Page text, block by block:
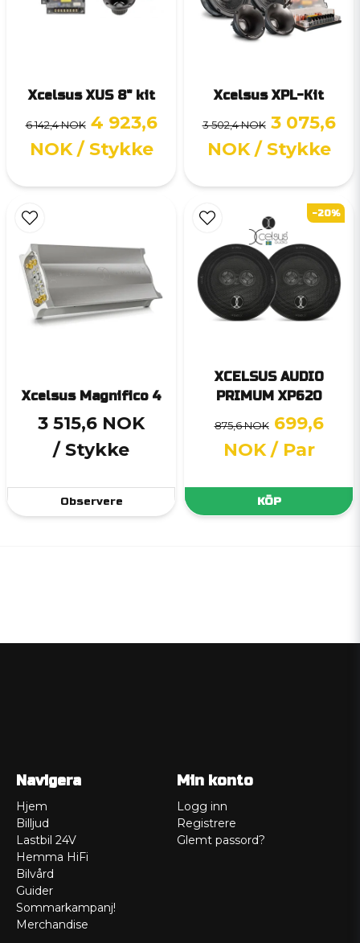
Xcelsus XUS 8" kit
6 142,4 NOK 4 923,6
NOK / Stykke
Xcelsus XPL-Kit
3 502,4 NOK 3 075,6
NOK / Stykke
Xcelsus Magnifico 4
3 515,6 NOK
/ Stykke
Observere
XCELSUS AUDIO
PRIMUM XP620
875,6 NOK 699,6
NOK / Par
KÖP
-20%
Navigera
Hjem
Billjud
Lastbil 24V
Hemma HiFi
Bilvård
Guider
Sommarkampanj!
Merchandise
Min konto
Logg inn
Registrere
Glemt passord?